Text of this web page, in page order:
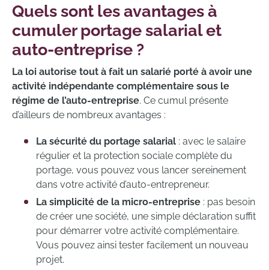
Quels sont les avantages à
cumuler portage salarial et
auto-entreprise ?
La loi autorise tout à fait un salarié porté à avoir une
activité indépendante complémentaire sous le
régime de l’auto-entreprise. Ce cumul présente
d’ailleurs de nombreux avantages :
La sécurité du portage salarial : avec le salaire
régulier et la protection sociale complète du
portage, vous pouvez vous lancer sereinement
dans votre activité d’auto-entrepreneur.
La simplicité de la micro-entreprise : pas besoin
de créer une société, une simple déclaration suffit
pour démarrer votre activité complémentaire.
Vous pouvez ainsi tester facilement un nouveau
projet.